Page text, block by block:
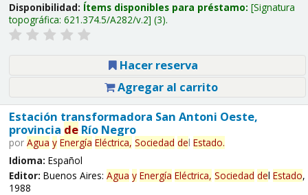
Disponibilidad: Ítems disponibles para préstamo: Signatura
topográfica: 621.374.5/A282/v.2 (3).
Hacer reserva
Agregar al carrito
Estación transformadora San Antoni Oeste,
provincia deRío Negro
por Agua y Energía Eléctrica, Sociedad del Estado.
Idioma: Español
Editor: Buenos Aires: Agua y Energía Eléctrica, Sociedad del Estado,
1988